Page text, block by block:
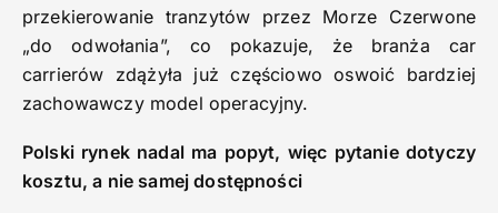
przekierowanie tranzytów przez Morze Czerwone
„do odwołania”, co pokazuje, że branża car
carrierów zdążyła już częściowo oswoić bardziej
zachowawczy model operacyjny.
Polski rynek nadal ma popyt, więc pytanie dotyczy
kosztu, a nie samej dostępności